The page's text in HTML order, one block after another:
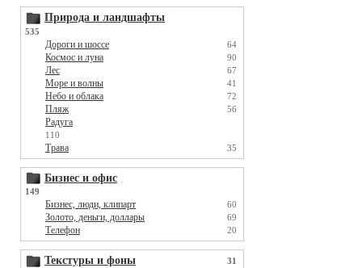
Природа и ландшафты
535
Дороги и шоссе 64
Космос и луна 90
Лес 67
Море и волны 41
Небо и облака 72
Пляж 56
Радуга
110
Трава 35
Бизнес и офис
149
Бизнес, люди, клипарт 60
Золото, деньги, доллары 69
Телефон 20
Текстуры и фоны 31